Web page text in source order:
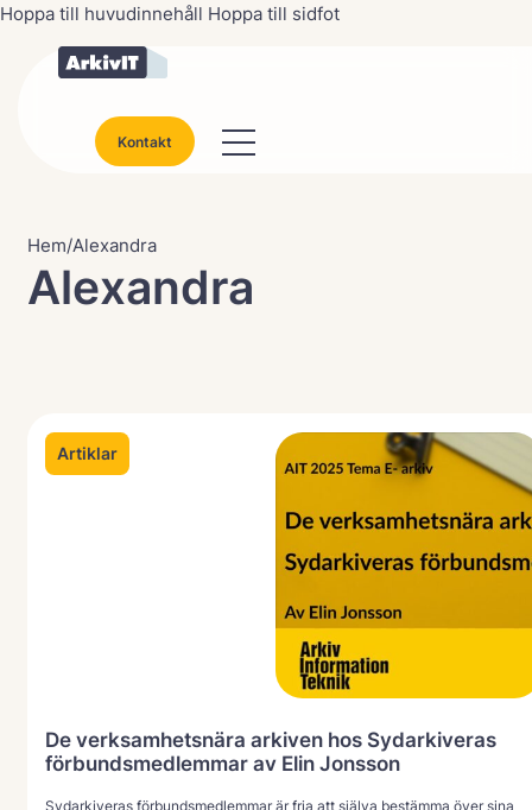
Hoppa till huvudinnehåll Hoppa till sidfot
Kontakt
Hem/Alexandra
Alexandra
Artiklar
De verksamhetsnära arkiven hos Sydarkiveras
förbundsmedlemmar av Elin Jonsson
Sydarkiveras förbundsmedlemmar är fria att själva bestämma över sina